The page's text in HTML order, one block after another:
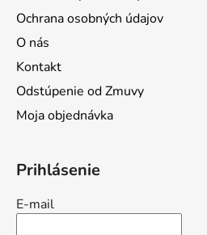
Ochrana osobných údajov
O nás
Kontakt
Odstúpenie od Zmuvy
Moja objednávka
Prihlásenie
E-mail